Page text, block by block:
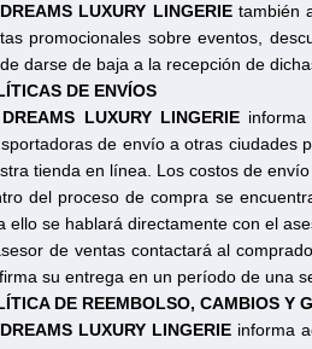
LUXURY LINGERIEtambién
promocionales sobre eventos,
darse de baja a la recepción de
DE ENVÍOS
LUXURY LINGERIE
de envío a otras ciudades
tienda en línea. Los costos de
del proceso de compra se
ello se hablará directamente con el
de ventas contactará al
su entrega en un período de una
DE REEMBOLSO, CAMBIOS Y
LUXURY LINGERIE informa